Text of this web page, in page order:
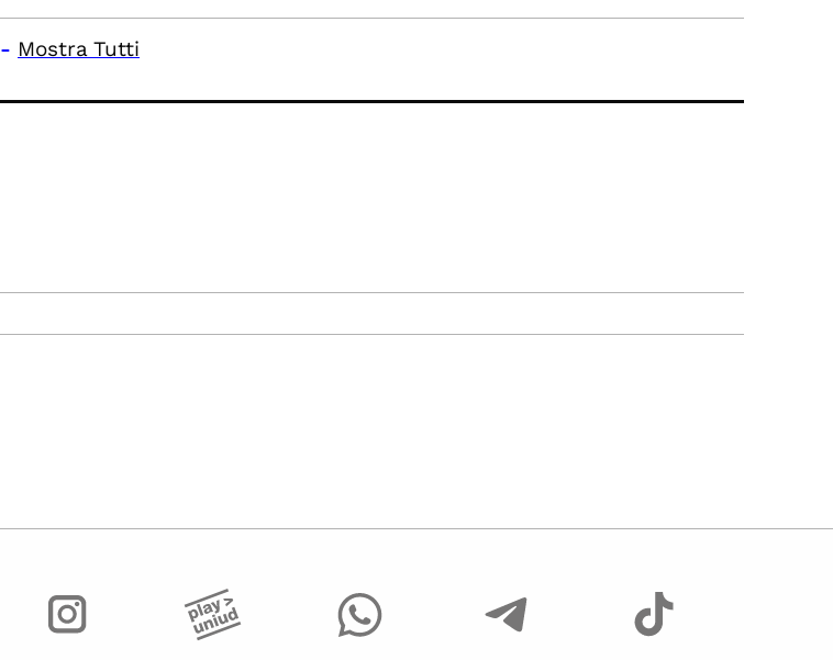
- Mostra Tutti